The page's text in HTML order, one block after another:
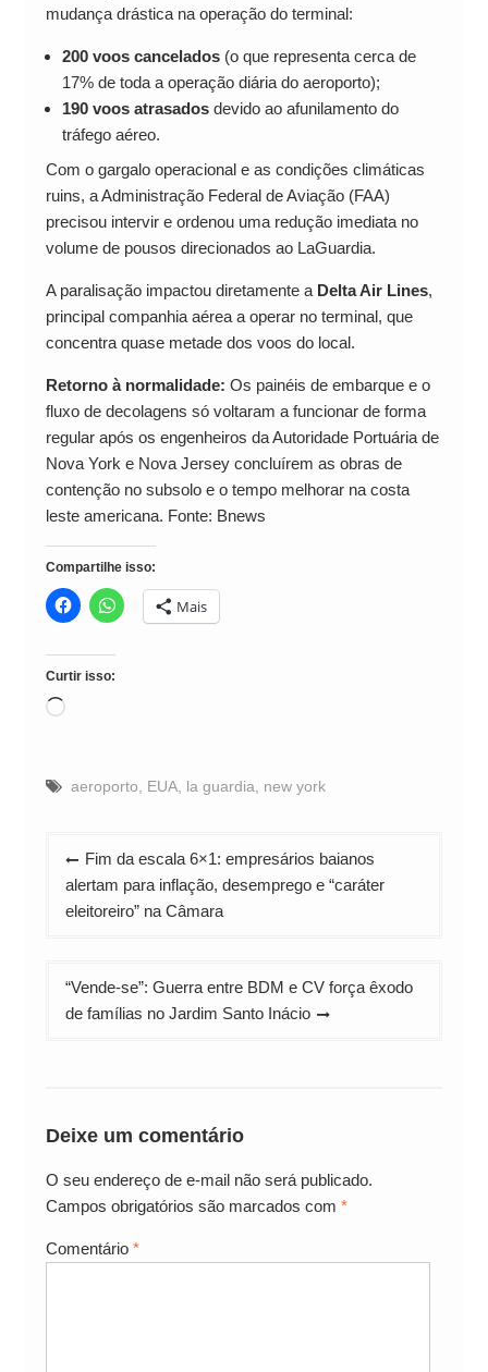
mudança drástica na operação do terminal:
200 voos cancelados(o que representa cerca de
17% de toda a operação diária do aeroporto);
190 voos atrasadosdevido ao afunilamento do
tráfego aéreo.
Com o gargalo operacional e as condições climáticas
ruins, a Administração Federal de Aviação (FAA)
precisou intervir e ordenou uma redução imediata no
volume de pousos direcionados ao LaGuardia.
A paralisação impactou diretamente a Delta Air Lines,
principal companhia aérea a operar no terminal, que
concentra quase metade dos voos do local.
Retorno à normalidade: Os painéis de embarque e o
fluxo de decolagens só voltaram a funcionar de forma
regular após os engenheiros da Autoridade Portuária de
Nova York e Nova Jersey concluírem as obras de
contenção no subsolo e o tempo melhorar na costa
leste americana. Fonte: Bnews
Compartilhe isso:
Mais
Curtir isso:
Carregando...
aeroporto EUA, la guardia new york
Navegação
de
Post
Fim da escala 6×1: empresários baianos
alertam para inflação, desemprego e “caráter
eleitoreiro” na Câmara
“Vende-se”: Guerra entre BDM e CV força êxodo
de famílias no Jardim Santo Inácio
Deixe um comentário
O seu endereço de e-mail não será publicado.
Campos obrigatórios são marcados com *
Comentário *